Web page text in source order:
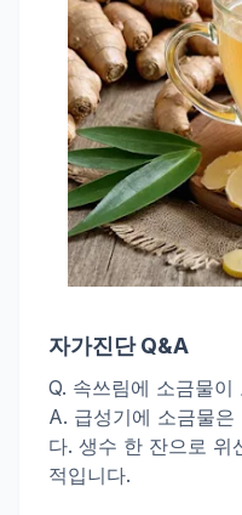
자가진단 Q&A
Q. 속쓰림에 소금물이
A. 급성기에 소금물
다. 생수 한 잔으로 위
적입니다.